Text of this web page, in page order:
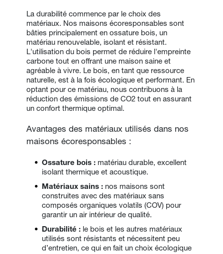
La durabilité commence par le choix des
matériaux. Nos maisons écoresponsables sont
bâties principalement en ossature bois, un
matériau renouvelable, isolant et résistant.
L'utilisation du bois permet de réduire l'empreinte
carbone tout en offrant une maison saine et
agréable à vivre. Le bois, en tant que ressource
naturelle, est à la fois écologique et performant. En
optant pour ce matériau, nous contribuons à la
réduction des émissions de CO2 tout en assurant
un confort thermique optimal.
Avantages des matériaux utilisés dans nos
maisons écoresponsables :
Ossature bois : matériau durable, excellent
isolant thermique et acoustique.
Matériaux sains : nos maisons sont
construites avec des matériaux sans
composés organiques volatils (COV) pour
garantir un air intérieur de qualité.
Durabilité : le bois et les autres matériaux
utilisés sont résistants et nécessitent peu
d’entretien, ce qui en fait un choix écologique